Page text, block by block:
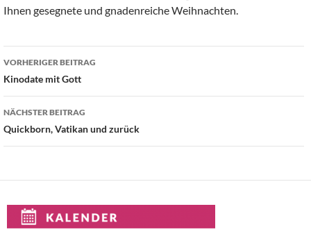
Ihnen gesegnete und gnadenreiche Weihnachten.
Beitragsnavigation
VORHERIGER BEITRAG
Kinodate mit Gott
NÄCHSTER BEITRAG
Quickborn, Vatikan und zurück